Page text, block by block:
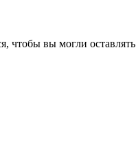
чтобы вы могли